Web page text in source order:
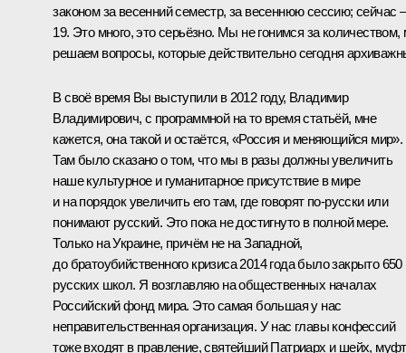
законом за весенний семестр, за весеннюю сессию; сейчас –
19. Это много, это серьёзно. Мы не гонимся за
решаем вопросы, которые действительно сегодня
В своё время Вы выступили в 2012 году, Владимир
Владимирович, с программной на то время статьёй, мне
кажется, она такой и остаётся, «Россия и меняющийся мир».
Там было сказано о том, что мы в разы должны увеличить
наше культурное и гуманитарное присутствие в мире
и на порядок увеличить его там, где говорят по-русски или
понимают русский. Это пока не достигнуто в полной мере.
Только на Украине, причём не на Западной,
до братоубийственного кризиса 2014 года было закрыто 650
русских школ. Я возглавляю на общественных началах
Российский фонд мира. Это самая большая у нас
неправительственная организация. У нас главы конфессий
тоже входят в правление, святейший Патриарх и шейх,